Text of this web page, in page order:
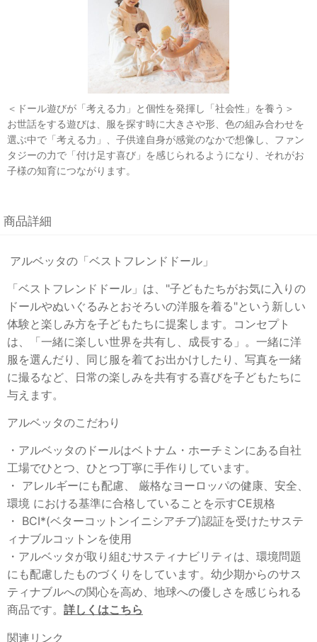
＜ドール遊びが「考える力」と個性を発揮し「社会性」を養う＞
お世話をする遊びは、服を探す時に大きさや形、色の組み合わせを
選ぶ中で「考える力」、子供達自身が感覚のなかで想像し、ファン
タジーの力で「付け足す喜び」を感じられるようになり、それがお
子様の知育につながります。
商品詳細
アルベッタの「ベストフレンドドール」
「ベストフレンドドール」は、"子どもたちがお気に入りの
ドールやぬいぐるみとおそろいの洋服を着る"という新しい
体験と楽しみ方を子どもたちに提案します。コンセプト
は、「一緒に楽しい世界を共有し、成長する」。一緒に洋
服を選んだり、同じ服を着てお出かけしたり、写真を一緒
に撮るなど、日常の楽しみを共有する喜びを子どもたちに
与えます。
アルベッタのこだわり
・アルベッタのドールはベトナム・ホーチミンにある自社
工場でひとつ、ひとつ丁寧に手作りしています。
・ アレルギーにも配慮、 厳格なヨーロッパの健康、安全、
環境 における基準に合格していることを示すCE規格
・ BCI*(ベターコットンイニシアチブ)認証を受けたサステ
ィナブルコットンを使用
・アルベッタが取り組むサスティナビリティは、環境問題
にも配慮したものづくりをしています。幼少期からのサス
ティナブルへの関心を高め、地球への優しさを感じられる
商品です。 詳しくはこちら
関連リンク